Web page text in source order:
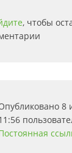
, чтобы
8